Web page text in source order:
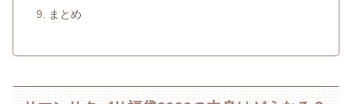
まとめ